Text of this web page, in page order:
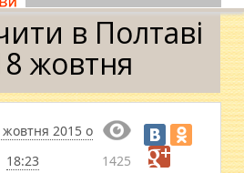
в Полтаві
жовтня
жовтня 2015 о
18:23
1425